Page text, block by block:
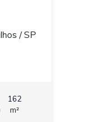
/ SP
162
m²